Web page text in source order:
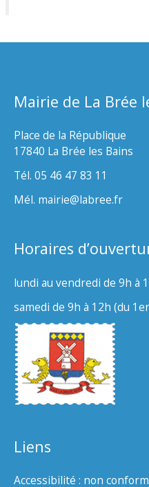
Mairie de La Brée
Place de la République
17840 La Brée les Bains
Tél. 05 46 47 83 11
Mél. mairie@labree.fr
Horaires
lundi au vendredi de 9h à
samedi de 9h à 12h (du
Liens
Accessibilité : non